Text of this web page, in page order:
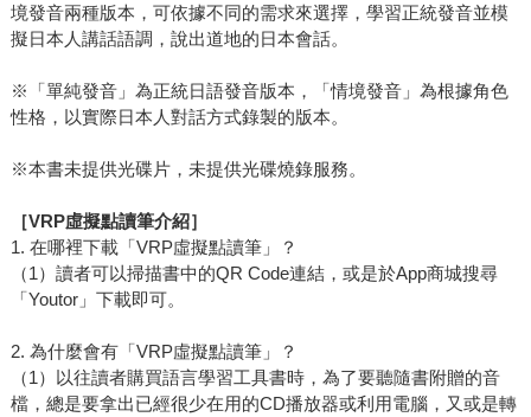
境發音兩種版本，可依據不同的需求來選擇，學習正統發音並模
擬日本人講話語調，說出道地的日本會話。
※「單純發音」為正統日語發音版本，「情境發音」為根據角色
性格，以實際日本人對話方式錄製的版本。
※本書未提供光碟片，未提供光碟燒錄服務。
［VRP虛擬點讀筆介紹］
1. 在哪裡下載「VRP虛擬點讀筆」？
（1）讀者可以掃描書中的QR Code連結，或是於App商城搜尋
「Youtor」下載即可。
2. 為什麼會有「VRP虛擬點讀筆」？
（1）以往讀者購買語言學習工具書時，為了要聽隨書附贈的音
檔，總是要拿出已經很少在用的CD播放器或利用電腦，又或是轉